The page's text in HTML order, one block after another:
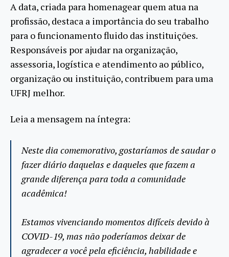
A data, criada para homenagear quem atua na
profissão, destaca a importância do seu trabalho
para o funcionamento fluido das instituições.
Responsáveis por ajudar na organização,
assessoria, logística e atendimento ao público,
organização ou instituição, contribuem para uma
UFRJ melhor.
Leia a mensagem na íntegra:
Neste dia comemorativo, gostaríamos de saudar o
fazer diário daquelas e daqueles que fazem a
grande diferença para toda a comunidade
acadêmica!
Estamos vivenciando momentos difíceis devido à
COVID-19, mas não poderíamos deixar de
agradecer a você pela eficiência, habilidade e